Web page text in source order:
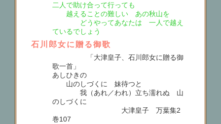
二人で助け合って行っても
越えることの難しい あの秋山を
どうやってあなたは 一人で越え
ているでしょう
石川郎女に贈る御歌
「大津皇子、石川郎女に贈る御
歌一首」
あしひきの
山のしづくに 妹待つと
我（あれ／われ）立ち濡れぬ 山
のしづくに
大津皇子 万葉集2
巻107